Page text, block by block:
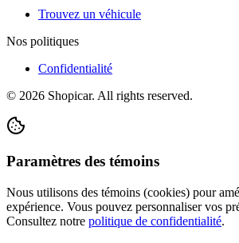
Trouvez un véhicule
Nos politiques
Confidentialité
© 2026 Shopicar. All rights reserved.
Paramètres des témoins
Nous utilisons des témoins (cookies) pour
expérience. Vous pouvez personnaliser vos
Consultez notre politique de confidentialité.